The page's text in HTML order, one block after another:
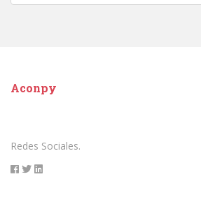
Aconpy
Redes Sociales.